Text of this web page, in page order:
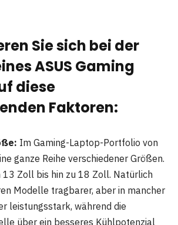
Sie sich bei der
ASUS Gaming
diese
Faktoren:
Im Gaming-Laptop-Portfolio von
ganze Reihe verschiedener Größen.
13 Zoll bis hin zu 18 Zoll. Natürlich
Modelle tragbarer, aber in mancher
leistungsstark, während die
über ein besseres Kühlpotenzial